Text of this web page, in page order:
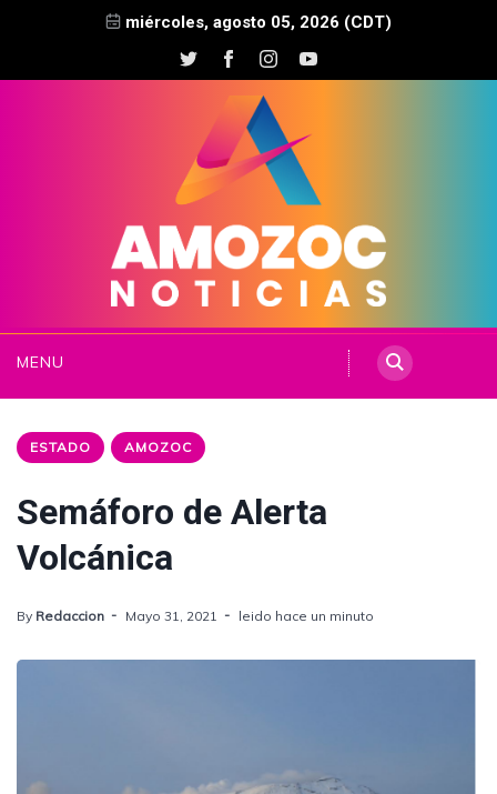
miércoles, agosto 05, 2026 (CDT)
MENU
ESTADO AMOZOC
Semáforo de Alerta
Volcánica
By Redaccion Mayo 31, 2021 leido hace un minuto